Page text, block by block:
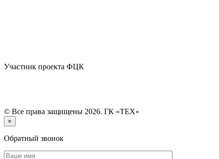
Участник проекта ФЦК
© Все права защищены 2026. ГК «ТЕХ»
×
Обратный звонок